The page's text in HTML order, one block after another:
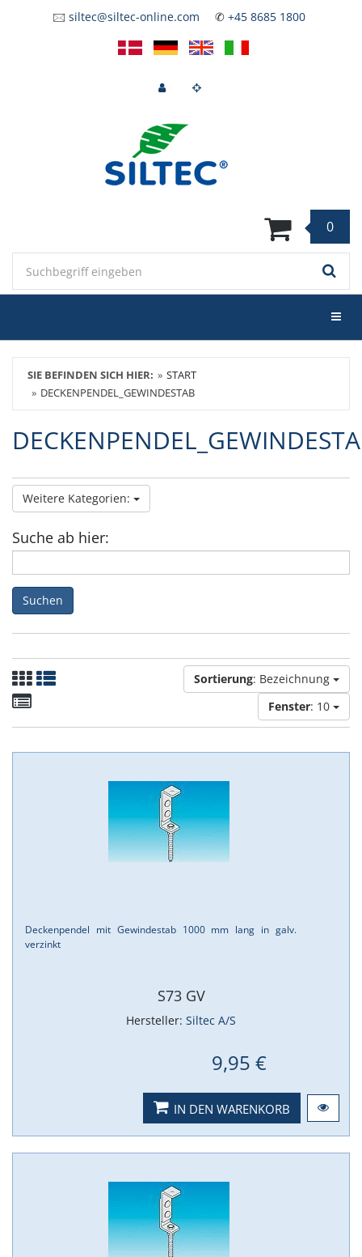
Hauptinhalt
🖂 siltec@siltec-online.com ✆ +45 8685 1800
0
SIE BEFINDEN SICH HIER:
START
DECKENPENDEL_GEWINDESTAB
Weitere Kategorien:
Suche ab hier:
Suchen
Sortierung: Bezeichnung
Fenster: 10
Deckenpendel mit Gewindestab 1000 mm lang in galv.
verzinkt
S73 GV
Hersteller: Siltec A/S
9,95 €
IN DEN WARENKORB